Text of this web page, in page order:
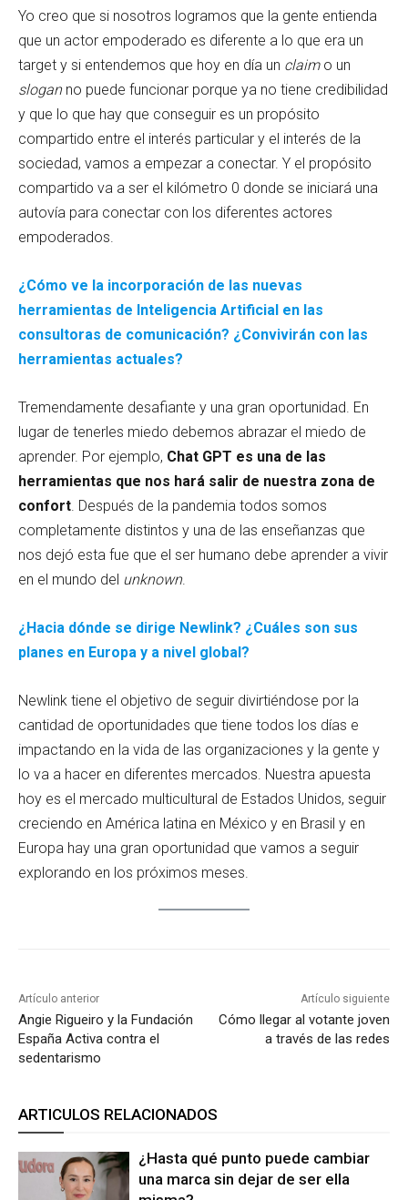
Yo creo que si nosotros logramos que la gente entienda
que un actor empoderado es diferente a lo que era un
target y si entendemos que hoy en día un claimo un
sloganno puede funcionar porque ya no tiene credibilidad
y que lo que hay que conseguir es un propósito
compartido entre el interés particular y el interés de la
sociedad, vamos a empezar a conectar. Y el propósito
compartido va a ser el kilómetro 0 donde se iniciará una
autovía para conectar con los diferentes actores
empoderados.
¿Cómo ve la incorporación de las nuevas
herramientas de Inteligencia Artificial en las
consultoras de comunicación? ¿Convivirán con las
herramientas actuales?
Tremendamente desafiante y una gran oportunidad. En
lugar de tenerles miedo debemos abrazar el miedo de
aprender. Por ejemplo, Chat GPT es una de las
herramientas que nos hará salir de nuestra zona de
confort . Después de la pandemia todos somos
completamente distintos y una de las enseñanzas que
nos dejó esta fue que el ser humano debe aprender a vivir
en el mundo del unknown.
¿Hacia dónde se dirige Newlink? ¿Cuáles son sus
planes en Europa y a nivel global?
Newlink tiene el objetivo de seguir divirtiéndose por la
cantidad de oportunidades que tiene todos los días e
impactando en la vida de las organizaciones y la gente y
lo va a hacer en diferentes mercados. Nuestra apuesta
hoy es el mercado multicultural de Estados Unidos, seguir
creciendo en América latina en México y en Brasil y en
Europa hay una gran oportunidad que vamos a seguir
explorando en los próximos meses.
Artículo anterior
Angie Rigueiro y la Fundación
España Activa contra el
sedentarismo
Artículo siguiente
Cómo llegar al votante joven
a través de las redes
ARTICULOS RELACIONADOS
¿Hasta qué punto puede cambiar
una marca sin dejar de ser ella